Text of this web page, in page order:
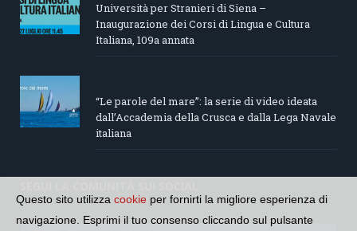
Università per Stranieri di Siena –
Inaugurazione dei Corsi di Lingua e Cultura
Italiana, 109a annata
“Le parole del mare”: la serie di video ideata
dall’Accademia della Crusca e dalla Lega Navale
italiana
Questo sito utilizza cookie per fornirti la migliore esperienza di
navigazione. Esprimi il tuo consenso cliccando sul pulsante